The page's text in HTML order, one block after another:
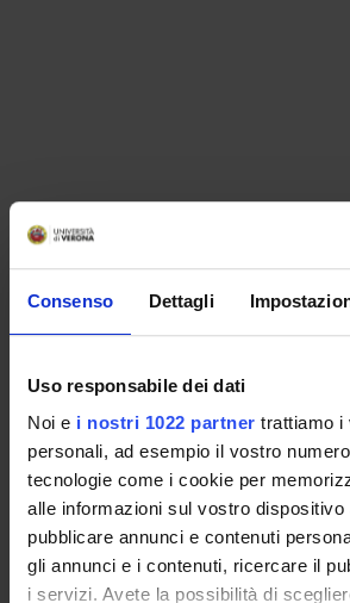
Consenso Dettagli
Uso responsabile dei dati
Noi e i nostri 1022 partner trattiamo i
personali, ad esempio il vostro
tecnologie come i cookie per
alle informazioni sul vostro dispositivo
pubblicare annunci e contenuti
gli annunci e i contenuti, ricercare il
i servizi. Avete la possibilità di
ORGANIZZAZIONE
GOVERNANCE